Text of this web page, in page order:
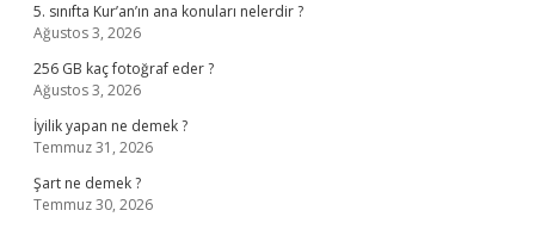
5. sınıfta Kur’an’ın ana konuları nelerdir ?
Ağustos 3, 2026
256 GB kaç fotoğraf eder ?
Ağustos 3, 2026
İyilik yapan ne demek ?
Temmuz 31, 2026
Şart ne demek ?
Temmuz 30, 2026